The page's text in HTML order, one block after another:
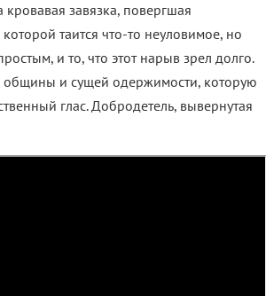
завязка, повергшая
таится что-то неуловимое, но
и то, что этот нарыв зрел долго.
общины и сущей одержимости, которую
глас. Добродетель, вывернутая